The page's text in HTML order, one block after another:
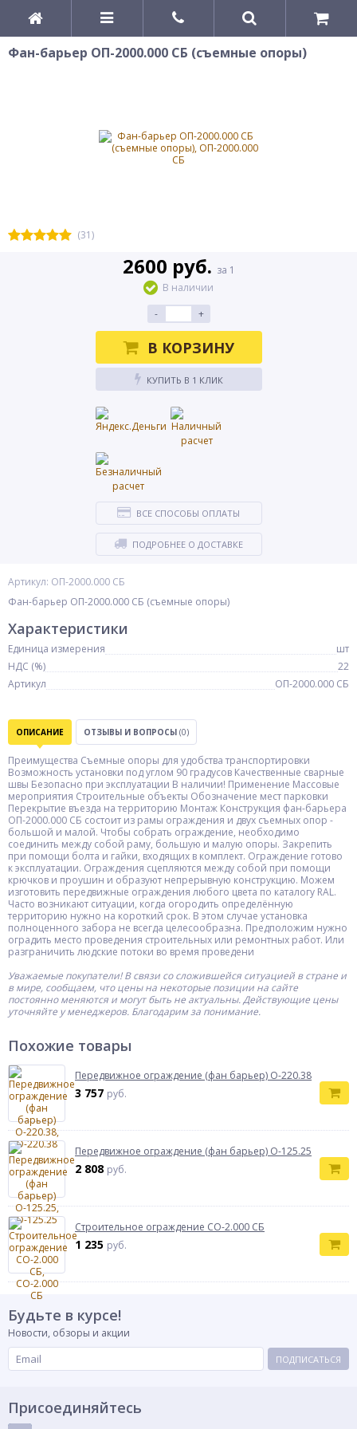
Фан-барьер ОП-2000.000 СБ (съемные опоры)
(31)
Артикул: ОП-2000.000 СБ
Фан-барьер ОП-2000.000 СБ (съемные опоры)
2600 руб. за 1
В наличии
-
+
В КОРЗИНУ
КУПИТЬ В 1 КЛИК
ВСЕ СПОСОБЫ ОПЛАТЫ
ПОДРОБНЕЕ О ДОСТАВКЕ
Характеристики
Единица измерения
шт
НДС (%)
22
Артикул
ОП-2000.000 СБ
ОПИСАНИЕ ОТЗЫВЫ И ВОПРОСЫ (0)
Преимущества Съемные опоры для удобства транспортировки
Возможность установки под углом 90 градусов Качественные сварные
швы Безопасно при эксплуатации В наличии! Применение Массовые
мероприятия Строительные объекты Обозначение мест парковки
Перекрытие въезда на территорию Монтаж Конструкция фан-барьера
ОП-2000.000 СБ состоит из рамы ограждения и двух съемных опор -
большой и малой. Чтобы собрать ограждение, необходимо
соединить между собой раму, большую и малую опоры. Закрепить
при помощи болта и гайки, входящих в комплект. Ограждение готово
к эксплуатации. Ограждения сцепляются между собой при помощи
крючков и проушин и образуют непрерывную конструкцию. Можем
изготовить передвижные ограждения любого цвета по каталогу RAL.
Часто возникают ситуации, когда огородить определённую
территорию нужно на короткий срок. В этом случае установка
полноценного забора не всегда целесообразна. Предположим нужно
оградить место проведения строительных или ремонтных работ. Или
разграничить людские потоки во время проведени
Уважаемые покупатели! В связи со сложившейся ситуацией в стране и
в мире, сообщаем, что цены на некоторые позиции на сайте
постоянно меняются и могут быть не актуальны. Действующие цены
уточняйте у менеджеров. Благодарим за понимание.
Похожие товары
Передвижное ограждение (фан барьер) О-220.38
3 757 руб.
Передвижное ограждение (фан барьер) О-125.25
2 808 руб.
Строительное ограждение СО-2.000 СБ
1 235 руб.
Будьте в курсе!
Новости, обзоры и акции
ПОДПИСАТЬСЯ
Присоединяйтесь